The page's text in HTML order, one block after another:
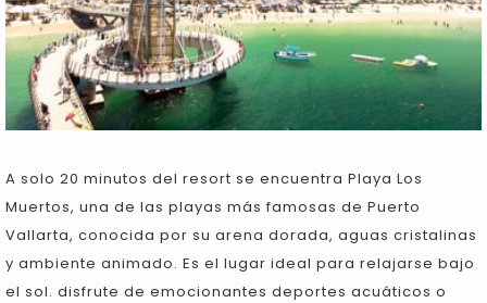
A solo 20 minutos del resort se encuentra Playa Los
Muertos, una de las playas más famosas de Puerto
Vallarta, conocida por su arena dorada, aguas cristalinas
y ambiente animado. Es el lugar ideal para relajarse bajo
el sol. disfrute de emocionantes deportes acuáticos o